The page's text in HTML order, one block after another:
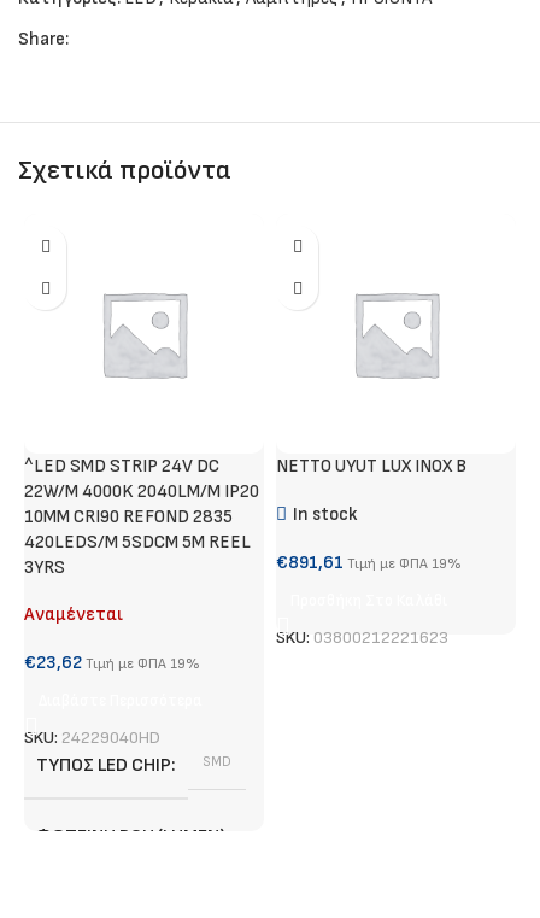
Share:
Σχετικά προϊόντα
^LED SMD STRIP 24V DC
22W/M 4000K 2040LM/M IP20
10MM CRI90 REFOND 2835
420LEDS/M 5SDCM 5M REEL
3YRS
Αναμένεται
€23,62 Τιμή με ΦΠΑ 19%
SKU: 24229040HD
ΤΎΠΟΣ LED CHIP SMD
ΦΩΤΕΙΝΉ ΡΟΉ (LUMEN)
NETTO UYUT LUX INOX B
In stock
€891,61 Τιμή με ΦΠΑ 19%
SKU: 03800212221623